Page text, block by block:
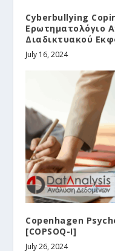
Cyberbullying
Ερωτηματολόγιο
Διαδικτυακού
July 16, 2024
Copenhagen
[COPSOQ-I]
July 26, 2024